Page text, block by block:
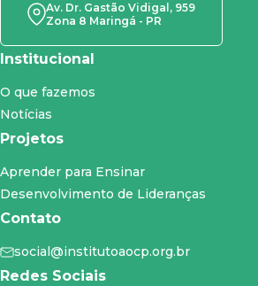
Av. Dr. Gastão Vidigal, 959
Zona 8 Maringá - PR
Institucional
O que fazemos
Notícias
Projetos
Aprender para Ensinar
Desenvolvimento de Lideranças
Contato
social@institutoaocp.org.br
Redes Sociais